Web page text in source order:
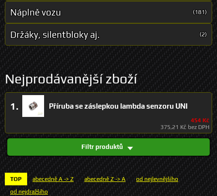
Náplně vozu (181)
Držáky, silentbloky aj. (2)
Nejprodávanější zboží
1. Příruba se záslepkou lambda senzoru UNI
454 Kč
375,21 Kč bez DPH
Filtr produktů
TOP abecedně A -> Z abecedně Z -> A
od nejlevnějšího
od nejdražšího